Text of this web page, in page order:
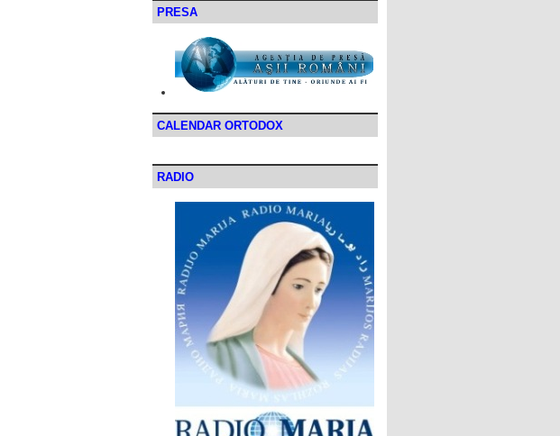
PRESA
CALENDAR ORTODOX
RADIO